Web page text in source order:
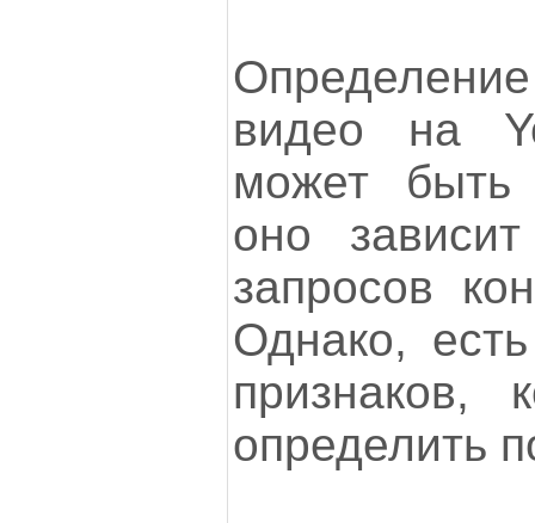
видео на
может быть
оно
запросов
Однако,
признаков,
определить